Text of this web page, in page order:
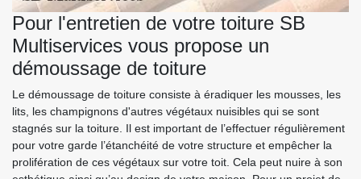
Pour l'entretien de votre toiture SB
Multiservices vous propose un
démoussage de toiture
Le démoussage de toiture consiste à éradiquer les mousses, les
lits, les champignons d'autres végétaux nuisibles qui se sont
stagnés sur la toiture. Il est important de l’effectuer régulièrement
pour votre garde l’étanchéité de votre structure et empêcher la
prolifération de ces végétaux sur votre toit. Cela peut nuire à son